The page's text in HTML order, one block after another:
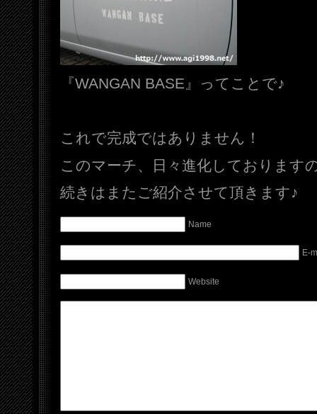
『WANGAN BASE』ってことで♪
これで完成ではありません！
このマーチ、日々進化しております
続きはまたご紹介させて頂きます♪
Name
E-
Website